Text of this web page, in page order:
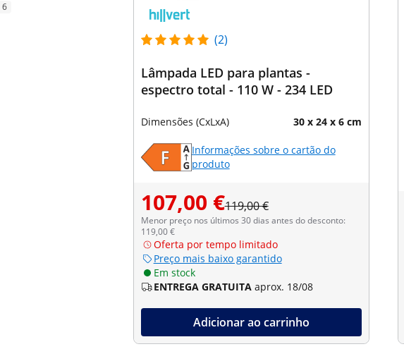
6
(2)
Lâmpada LED para plantas -
espectro total - 110 W - 234 LED
Dimensões (CxLxA) 30 x 24 x 6 cm
Informações sobre o cartão do
produto
107,00 €119,00 €
Menor preço nos últimos 30 dias antes do desconto:
119,00 €
Oferta por tempo limitado
Preço mais baixo garantido
Em stock
ENTREGA GRATUITA aprox. 18/08
Adicionar ao carrinho